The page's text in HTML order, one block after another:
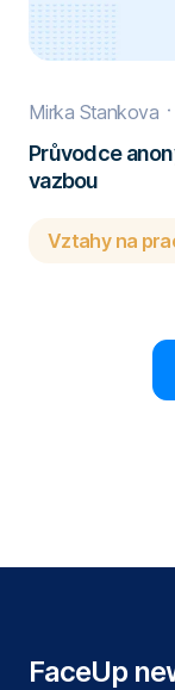
zásadách pro
Mirka Stankova
Průvodce
vazbou
Vztahy na
FaceUp